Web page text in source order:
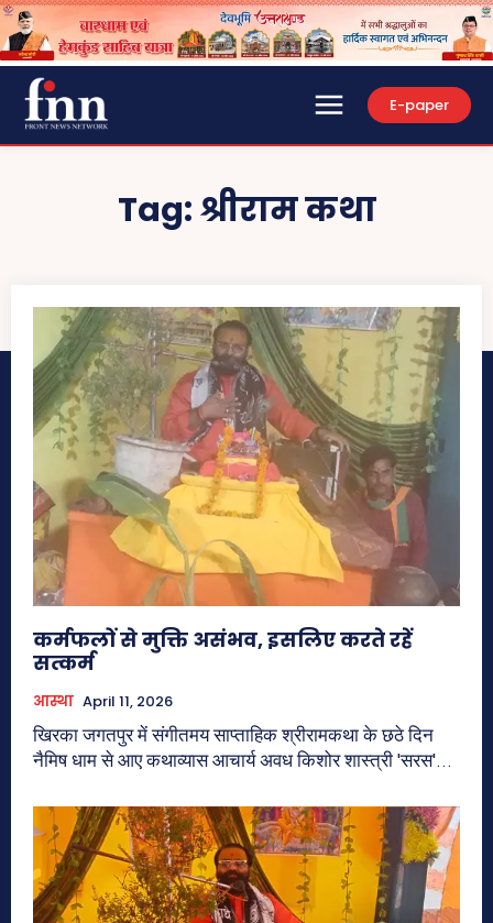
E-paper
Tag:श्रीराम कथा
कर्मफलों से मुक्ति असंभव, इसलिए करते रहें
सत्कर्म
आस्था April 11, 2026
खिरका जगतपुर में संगीतमय साप्ताहिक श्रीरामकथा के छठे दिन
नैमिष धाम से आए कथाव्यास आचार्य अवध किशोर शास्त्री 'सरस'...